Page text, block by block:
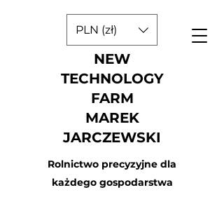
PLN (zł)
NEW
TECHNOLOGY
FARM
MAREK
JARCZEWSKI
Rolnictwo precyzyjne dla
każdego gospodarstwa